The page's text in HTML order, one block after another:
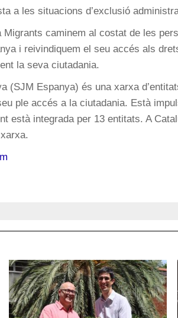
a les situacions d’exclusió
caminem al costat de les
i reivindiquem el seu accés als
la seva ciutadania.
(SJM Espanya) és una xarxa
ple accés a la ciutadania. Està
està integrada per 13 entitats. A